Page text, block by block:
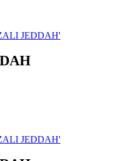
JEDDAH'
JEDDAH'